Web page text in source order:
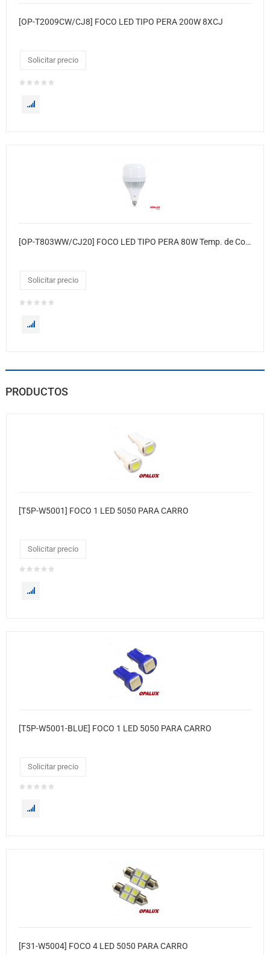
[OP-T2009CW/CJ8] FOCO LED TIPO PERA 200W 8XCJ
Solicitar precio
[OP-T803WW/CJ20] FOCO LED TIPO PERA 80W Temp. de Color: 3000K
Solicitar precio
PRODUCTOS
[T5P-W5001] FOCO 1 LED 5050 PARA CARRO
Solicitar precio
[T5P-W5001-BLUE] FOCO 1 LED 5050 PARA CARRO
Solicitar precio
[F31-W5004] FOCO 4 LED 5050 PARA CARRO